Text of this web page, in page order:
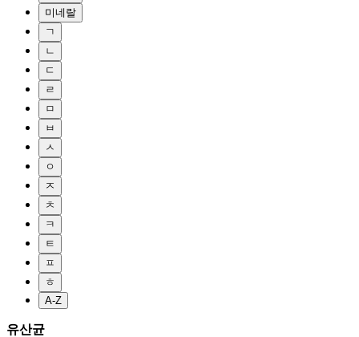
미네랄
ㄱ
ㄴ
ㄷ
ㄹ
ㅁ
ㅂ
ㅅ
ㅇ
ㅈ
ㅊ
ㅋ
ㅌ
ㅍ
ㅎ
A-Z
유산균